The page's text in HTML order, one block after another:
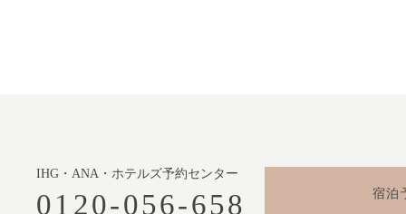
IHG・ANA・ホテルズ予約センター
0120-056-658 宿泊